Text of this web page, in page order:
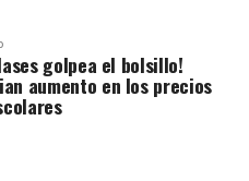
golpea el bolsillo!
aumento en los precios